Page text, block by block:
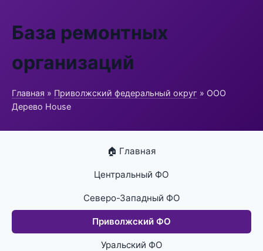
База ремонтных
организаций
Главная » Приволжский федеральный округ » ООО
Дерево House
🏠 Главная
Центральный ФО
Северо-Западный ФО
Приволжский ФО
Уральский ФО